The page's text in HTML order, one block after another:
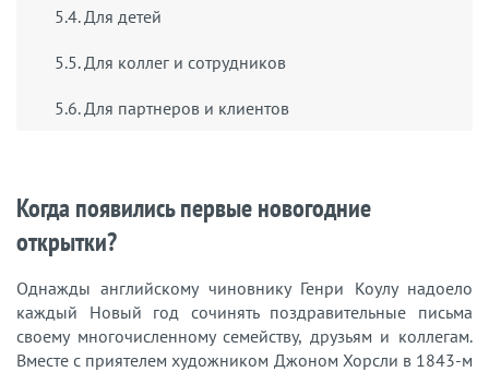
5.4. Для детей
5.5. Для коллег и сотрудников
5.6. Для партнеров и клиентов
Когда появились первые новогодние
открытки?
Однажды английскому чиновнику Генри Коулу надоело
каждый Новый год сочинять поздравительные письма
своему многочисленному семейству, друзьям и коллегам.
Вместе с приятелем художником Джоном Хорсли в 1843-м